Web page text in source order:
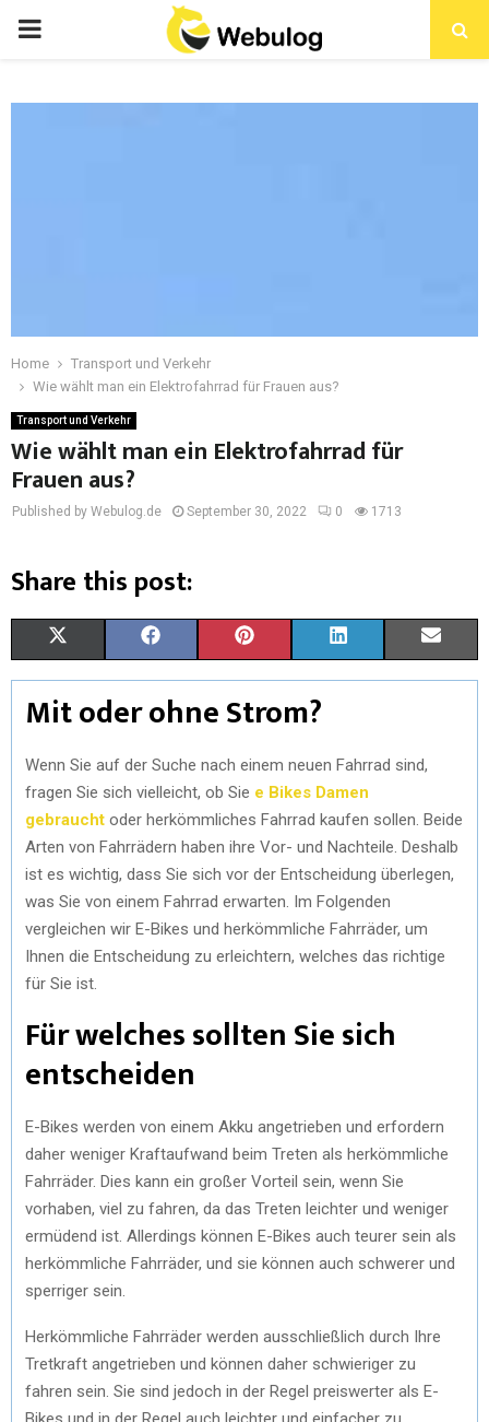
Home
Transport und Verkehr
Wie wählt man ein Elektrofahrrad für Frauen aus?
Transport und Verkehr
Wie wählt man ein Elektrofahrrad für
Frauen aus?
Published by Webulog.de September 30, 2022 0 1713
Share this post:
(
T
W
I
T
R
)
A
C
B
O
I
N
E
E
T
I
E
I
M
Mit oder ohne Strom?
Wenn Sie auf der Suche nach einem neuen Fahrrad sind,
fragen Sie sich vielleicht, ob Sie e Bikes Damen
gebraucht oder herkömmliches Fahrrad kaufen sollen. Beide
Arten von Fahrrädern haben ihre Vor- und Nachteile. Deshalb
ist es wichtig, dass Sie sich vor der Entscheidung überlegen,
was Sie von einem Fahrrad erwarten. Im Folgenden
vergleichen wir E-Bikes und herkömmliche Fahrräder, um
Ihnen die Entscheidung zu erleichtern, welches das richtige
für Sie ist.
Für welches sollten Sie sich
entscheiden
E-Bikes werden von einem Akku angetrieben und erfordern
daher weniger Kraftaufwand beim Treten als herkömmliche
Fahrräder. Dies kann ein großer Vorteil sein, wenn Sie
vorhaben, viel zu fahren, da das Treten leichter und weniger
ermüdend ist. Allerdings können E-Bikes auch teurer sein als
herkömmliche Fahrräder, und sie können auch schwerer und
sperriger sein.
Herkömmliche Fahrräder werden ausschließlich durch Ihre
Tretkraft angetrieben und können daher schwieriger zu
fahren sein. Sie sind jedoch in der Regel preiswerter als E-